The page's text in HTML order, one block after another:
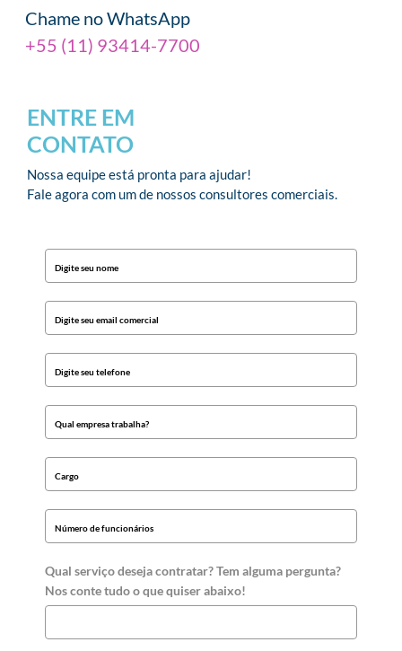
Chame no WhatsApp
+55 (11) 93414-7700
ENTRE EM
CONTATO
Nossa equipe está pronta para ajudar!
Fale agora com um de nossos consultores comerciais.
Qual serviço deseja contratar? Tem alguma pergunta?
Nos conte tudo o que quiser abaixo!